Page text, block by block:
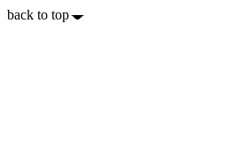
back to top